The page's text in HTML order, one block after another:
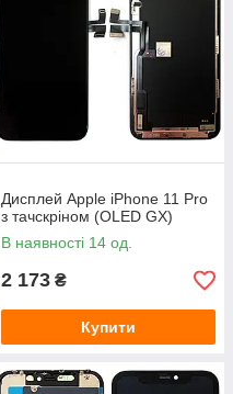
Дисплей Apple iPhone 11 Pro
з тачскріном (OLED GX)
В наявності 14 од.
2 173 ₴
Купити